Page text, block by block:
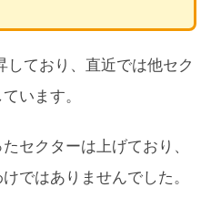
しており、直近では他セク
います。
セクターは上げており、
ではありませんでした。